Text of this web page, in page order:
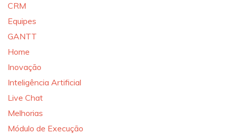
CRM
Equipes
GANTT
Home
Inovação
Inteligência Artificial
Live Chat
Melhorias
Módulo de Execução